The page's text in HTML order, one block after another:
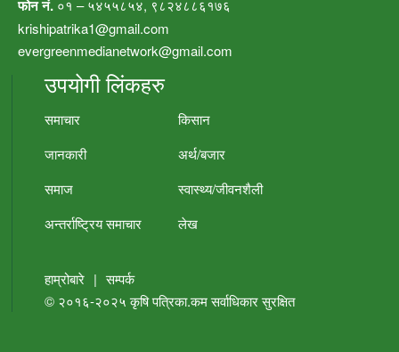
फोन नं. ०१ – ५४५५८५४, ९८२४८८६१७६
krishipatrika1@gmail.com
evergreenmedianetwork@gmail.com
उपयोगी लिंकहरु
समाचार
किसान
जानकारी
अर्थ/बजार
समाज
स्वास्थ्य/जीवनशैली
अन्तर्राष्ट्रिय समाचार
लेख
हाम्रोबारे | सम्पर्क
© २०१६-२०२५कृषि पत्रिका.कमसर्वाधिकार सुरक्षित